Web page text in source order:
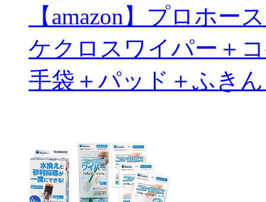
【amazon】プロホ
ケクロスワイパー＋
手袋＋パッド＋ふき